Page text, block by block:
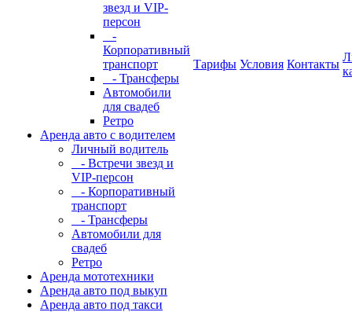
звезд и VIP-
персон
-
Корпоративный
транспорт
- Трансферы
Автомобили
для свадеб
Ретро
Аренда авто с водителем
Личный водитель
- Встречи звезд и
VIP-персон
- Корпоративный
транспорт
- Трансферы
Автомобили для
свадеб
Ретро
Аренда мототехники
Аренда авто под выкуп
Аренда авто под такси
Тарифы Условия Контакты